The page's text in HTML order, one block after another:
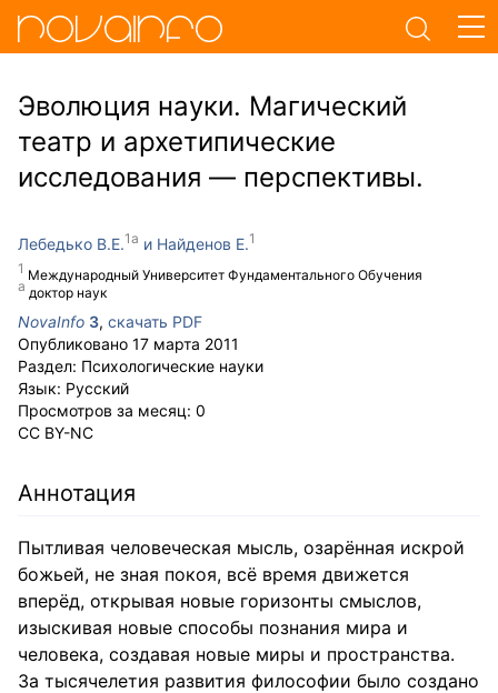
Эволюция науки. Магический
театр и архетипические
исследования — перспективы.
Лебедько В.Е.
Международный Университет Фундаментального Обучения
доктор наук
Найденов Е.
NovaInfo 3, скачать PDF
Опубликовано 17 марта 2011
Раздел: Психологические науки
Язык: Русский
Просмотров за месяц: 0
CC BY-NC
Аннотация
Пытливая человеческая мысль, озарённая искрой
божьей, не зная покоя, всё время движется
вперёд, открывая новые горизонты смыслов,
изыскивая новые способы познания мира и
человека, создавая новые миры и пространства.
За тысячелетия развития философии было создано